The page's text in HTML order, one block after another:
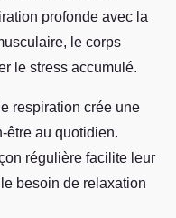
profonde avec la
le corps
le stress accumulé.
respiration crée une
être au quotidien.
régulière facilite leur
besoin de relaxation